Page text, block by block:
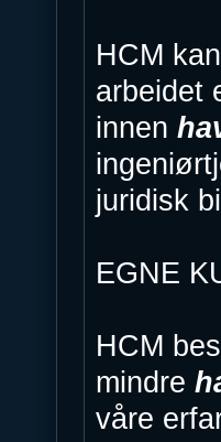
HCM
arbeidet
innen
juridisk
EGNE
HCM
mindre
våre